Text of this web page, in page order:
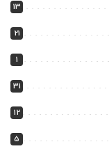
13
21
1
31
12
5